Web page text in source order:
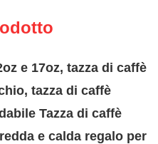
e 17oz, tazza di caffè
tazza di caffè
Tazza di caffè
e calda regalo per